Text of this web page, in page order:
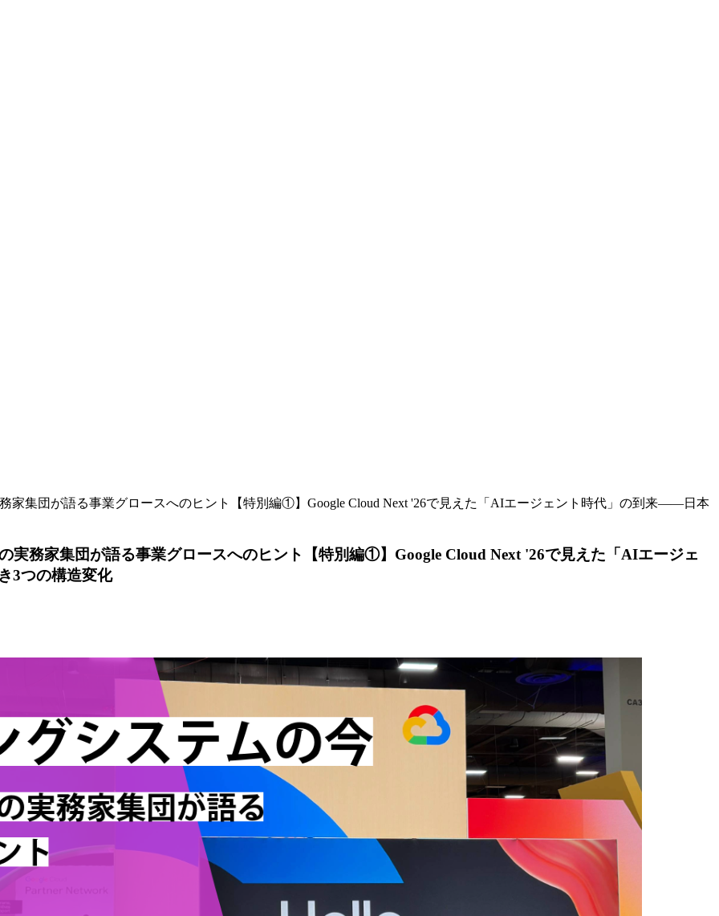
家集団が語る事業グロースへのヒント【特別編①】Google Cloud Next '26で見えた「AIエージェント時代」の到来——日本
実務家集団が語る事業グロースへのヒント【特別編①】Google Cloud Next '26で見えた「AIエージェ
3つの構造変化